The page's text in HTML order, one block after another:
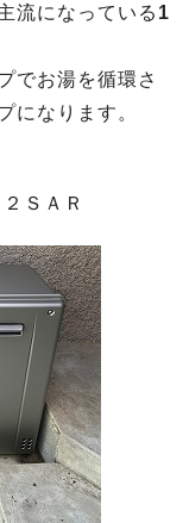
流になっている 1
でお湯を循環さ
になります。
ＳＡＲ